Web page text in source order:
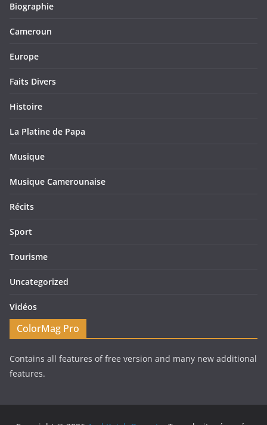
Biographie
Cameroun
Europe
Faits Divers
Histoire
La Platine de Papa
Musique
Musique Camerounaise
Récits
Sport
Tourisme
Uncategorized
Vidéos
ColorMag Pro
Contains all features of free version and many new additional
features.